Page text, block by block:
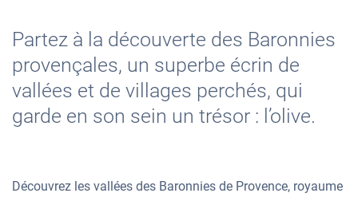
Partez à la découverte des Baronnies
provençales, un superbe écrin de
vallées et de villages perchés, qui
garde en son sein un trésor : l’olive.
Découvrez les vallées des Baronnies de Provence, royaume